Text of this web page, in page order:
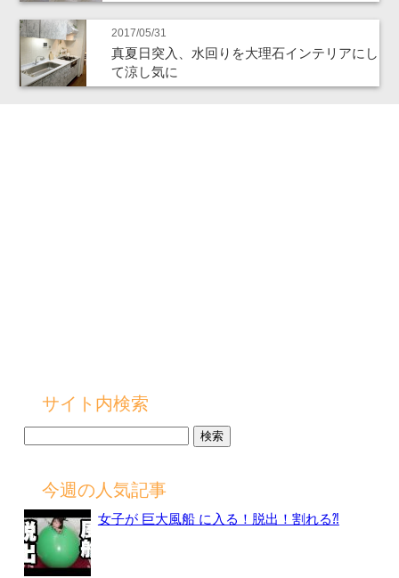
2017/05/31
真夏日突入、水回りを大理石インテリアにし
て涼し気に
サイト内検索
今週の人気記事
女子が 巨大風船 に入る！脱出！割れる⁈